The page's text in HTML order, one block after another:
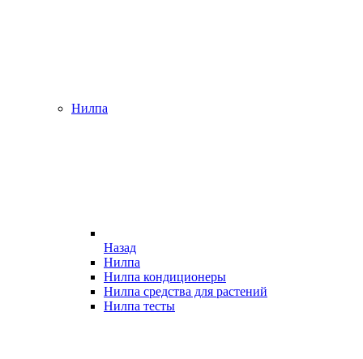
Нилпа
Назад
Нилпа
Нилпа кондиционеры
Нилпа средства для растений
Нилпа тесты